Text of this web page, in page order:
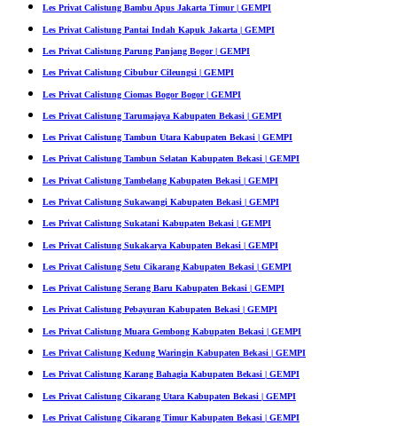
Les Privat Calistung Bambu Apus Jakarta Timur | GEMPI
Les Privat Calistung Pantai Indah Kapuk Jakarta | GEMPI
Les Privat Calistung Parung Panjang Bogor | GEMPI
Les Privat Calistung Cibubur Cileungsi | GEMPI
Les Privat Calistung Ciomas Bogor Bogor | GEMPI
Les Privat Calistung Tarumajaya Kabupaten Bekasi | GEMPI
Les Privat Calistung Tambun Utara Kabupaten Bekasi | GEMPI
Les Privat Calistung Tambun Selatan Kabupaten Bekasi | GEMPI
Les Privat Calistung Tambelang Kabupaten Bekasi | GEMPI
Les Privat Calistung Sukawangi Kabupaten Bekasi | GEMPI
Les Privat Calistung Sukatani Kabupaten Bekasi | GEMPI
Les Privat Calistung Sukakarya Kabupaten Bekasi | GEMPI
Les Privat Calistung Setu Cikarang Kabupaten Bekasi | GEMPI
Les Privat Calistung Serang Baru Kabupaten Bekasi | GEMPI
Les Privat Calistung Pebayuran Kabupaten Bekasi | GEMPI
Les Privat Calistung Muara Gembong Kabupaten Bekasi | GEMPI
Les Privat Calistung Kedung Waringin Kabupaten Bekasi | GEMPI
Les Privat Calistung Karang Bahagia Kabupaten Bekasi | GEMPI
Les Privat Calistung Cikarang Utara Kabupaten Bekasi | GEMPI
Les Privat Calistung Cikarang Timur Kabupaten Bekasi | GEMPI